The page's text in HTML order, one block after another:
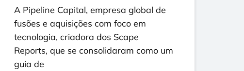
A Pipeline Capital, empresa global de
fusões e aquisições com foco em
tecnologia, criadora dos Scape
Reports, que se consolidaram como um
guia de